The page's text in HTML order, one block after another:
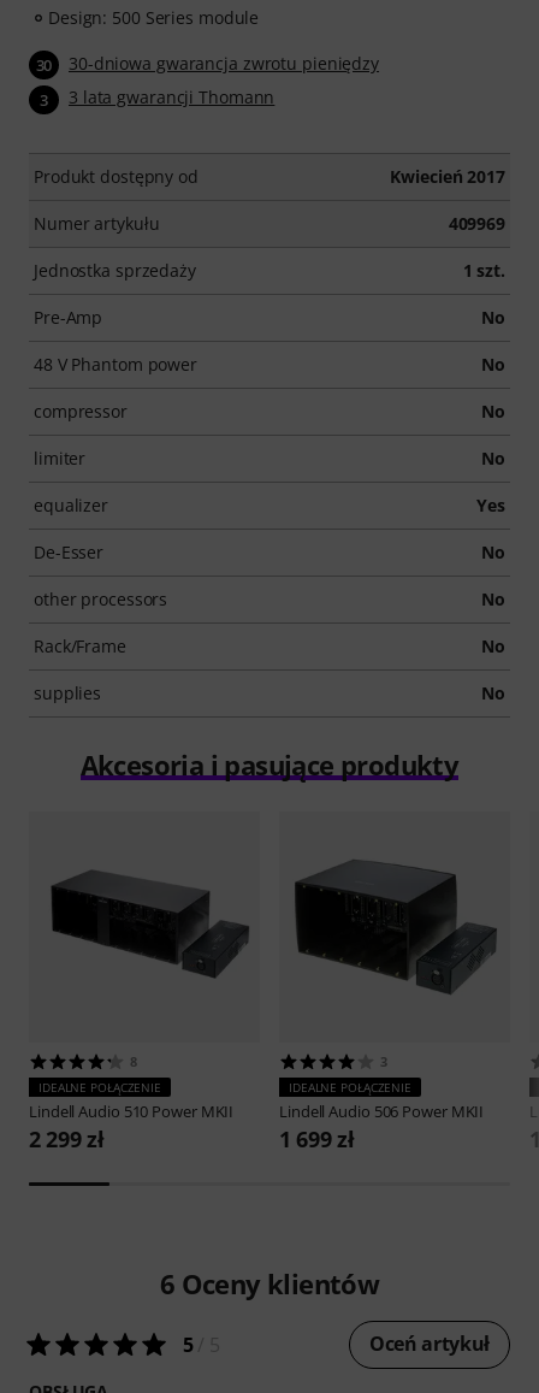
Design: 500 Series module
30 30-dniowa gwarancja zwrotu pieniędzy
3 3 lata gwarancji Thomann
Produkt dostępny od Kwiecień 2017
Numer artykułu 409969
Jednostka sprzedaży 1 szt.
Pre-Amp No
48 V Phantom power No
compressor No
limiter No
equalizer Yes
De-Esser No
other processors No
Rack/Frame No
supplies No
Akcesoria i pasujące produkty
8
IDEALNE POŁĄCZENIE
Lindell Audio 510 Power MKII
2 299 zł
3
IDEALNE POŁĄCZENIE
Lindell Audio 506 Power MKII
1 699 zł
6 Oceny klientów
5/ 5 Oceń artykuł